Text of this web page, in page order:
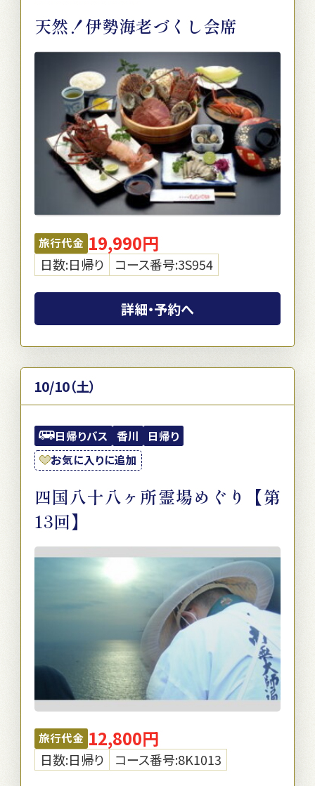
天然！伊勢海老づくし会席
旅行代金 19,990円
日数:日帰り コース番号:3S954
詳細・予約へ
10/10（土）
日帰りバス 香川
日帰り
お気に入りに追加
四国八十八ヶ所霊場めぐり【第
13回】
旅行代金 12,800円
日数:日帰り コース番号:8K1013